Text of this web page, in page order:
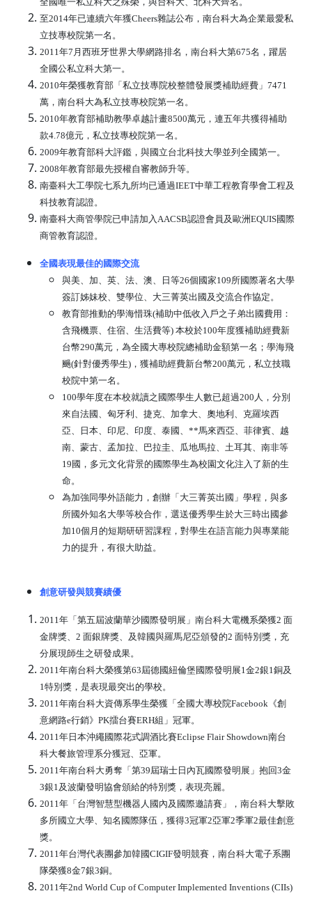
至2014年已連續六年獲Cheers雜誌公布，南台科大為企業最愛私
立技專校院第一名。
2011年7月西班牙世界大學網路排名，南台科大第675名，躍居
全國公私立科大第一。
2010年榮獲教育部「私立技專院校整體發展獎補助經費」7471
萬，南台科大為私立技專校院第一名。
2010年教育部補助教學卓越計畫8500萬元，連五年共獲得補助
款4.78億元，私立技專校院第一名。
2009年教育部科大評鑑，與國立台北科技大學並列全國第一。
2008年教育部最先授權自審教師升等。
南臺科大工學院七系九所均已通過IEET中華工程教育學會工程及
科技教育認證。
南臺科大商管學院已申請加入AACSB認證會員及歐洲EQUIS國際
商管教育認證。
全國表現最佳的國際交流
與美、加、英、法、澳、日等26個國家109所國際著名大學
簽訂姊妹校、雙學位、大三菁英出國及交流合作協定。
教育部推動的學海惜珠(補助中低收入戶之子弟出國費用：
含飛機票、住宿、生活費等) 本校於100年度獲補助經費新
台幣290萬元，為全國大專校院總補助金額第一名；學海飛
颺(針對優秀學生)，獲補助經費新台幣200萬元，私立技職
校院中第一名。
100學年度在本校就讀之國際學生人數已超過200人，分別
來自法國、匈牙利、捷克、加拿大、奧地利、克羅埃西
亞、日本、印尼、印度、泰國、**馬來西亞、菲律賓、越
南、蒙古、孟加拉、巴拉圭、瓜地馬拉、土耳其、南非等
19國，多元文化背景的國際學生為校園文化注入了新的生
命。
為加強同學外語能力，創辦「大三菁英出國」學程，與多
所國外知名大學等校合作，選送優秀學生於大三時出國參
加10個月的短期研研習課程，對學生在語言能力與專業能
力的提升，有很大助益。
創意研發與競賽績優
2011年「第五屆波蘭華沙國際發明展」南台科大電機系榮獲2 面
金牌獎、2 面銀牌獎、及韓國與羅馬尼亞頒發的2 面特別獎，充
分展現師生之研發成果。
2011年南台科大榮獲第63屆德國紐倫堡國際發明展1金2銀1銅及
1特別獎，是表現最突出的學校。
2011年南台科大資傳系學生榮獲「全國大專校院Facebook《創
意網路e行銷》PK擂台賽ERH組」冠軍。
2011年日本沖繩國際花式調酒比賽Eclipse Flair Showdown南台
科大餐旅管理系分獲冠、亞軍。
2011年南台科大勇奪「第39屆瑞士日內瓦國際發明展」抱回3金
3銀1及波蘭發明協會頒給的特別獎，表現亮麗。
2011年「台灣智慧型機器人國內及國際邀請賽」，南台科大擊敗
多所國立大學、知名國際隊伍，獲得3冠軍2亞軍2季軍2最佳創意
獎。
2011年台灣代表團參加韓國CIGIF發明競賽，南台科大電子系團
隊榮獲8金7銀3銅。
2011年2nd World Cup of Computer Implemented Inventions (CIIs)